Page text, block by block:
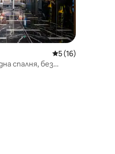
Средна оценка:
5 (16)
спалня, без